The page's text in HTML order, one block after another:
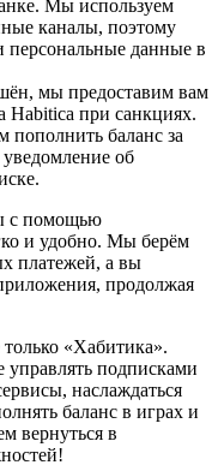
Мы используем
каналы, поэтому
персональные данные в
мы предоставим вам
Habitica при санкциях.
пополнить баланс за
об
с помощью
и удобно. Мы берём
платежей, а вы
продолжая
«Хабитика».
подписками
наслаждаться
баланс в играх и
вернуться в